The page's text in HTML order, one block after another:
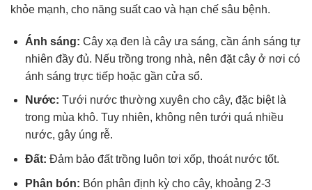
khỏe mạnh, cho năng suất cao và hạn chế sâu bệnh.
Ánh sáng: Cây xạ đen là cây ưa sáng, cần ánh sáng tự
nhiên đầy đủ. Nếu trồng trong nhà, nên đặt cây ở nơi có
ánh sáng trực tiếp hoặc gần cửa sổ.
Nước: Tưới nước thường xuyên cho cây, đặc biệt là
trong mùa khô. Tuy nhiên, không nên tưới quá nhiều
nước, gây úng rễ.
Đất: Đảm bảo đất trồng luôn tơi xốp, thoát nước tốt.
Phân bón: Bón phân định kỳ cho cây, khoảng 2-3